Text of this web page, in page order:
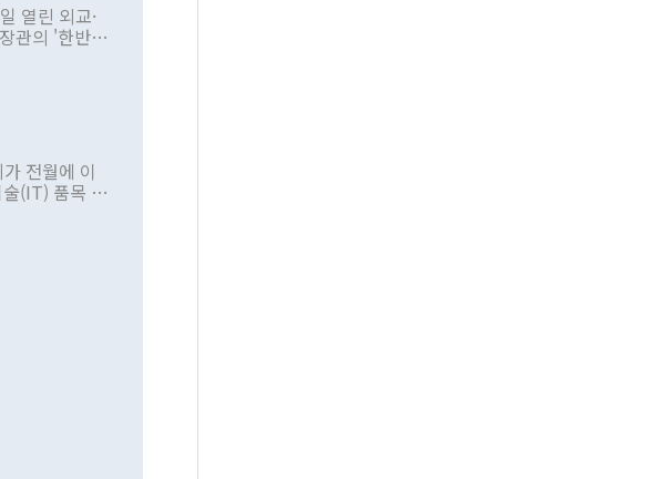
열린 외교·
관의 '한반도
하겠다고 공
동안 정 장
대통령과 유
이다. 정 장
아지고 있
뇌는 것은
말했다. 하
전월에 이
(IT) 품목 수
억8000만
. IT 품목
공품